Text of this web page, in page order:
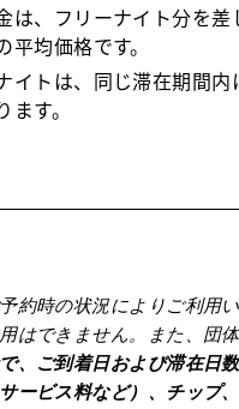
は、フリーナイト分を差
平均価格です。
イトは、同じ滞在期間
す。
約時の状況によりご利用
はできません。また、団
、ご到着日および滞在日
ービス料など）、チップ